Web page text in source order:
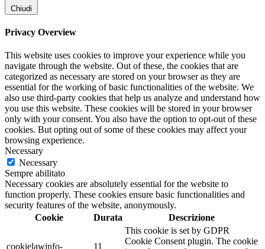
Chiudi
Privacy Overview
This website uses cookies to improve your experience while you
navigate through the website. Out of these, the cookies that are
categorized as necessary are stored on your browser as they are
essential for the working of basic functionalities of the website. We
also use third-party cookies that help us analyze and understand how
you use this website. These cookies will be stored in your browser
only with your consent. You also have the option to opt-out of these
cookies. But opting out of some of these cookies may affect your
browsing experience.
Necessary
Necessary
Sempre abilitato
Necessary cookies are absolutely essential for the website to
function properly. These cookies ensure basic functionalities and
security features of the website, anonymously.
Cookie
Durata Descrizione
cookielawinfo-
11
This cookie is set by GDPR
Cookie Consent plugin. The cookie